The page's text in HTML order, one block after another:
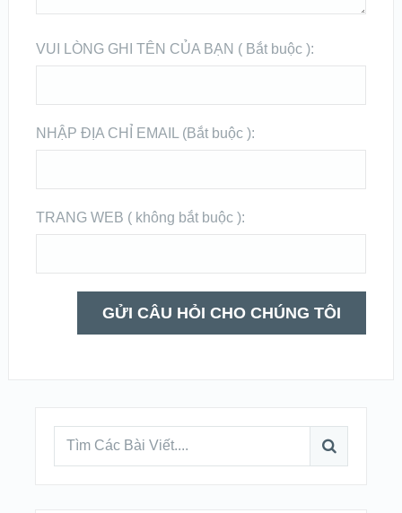
VUI LÒNG GHI TÊN CỦA BẠN ( Bắt buộc ):
NHẬP ĐỊA CHỈ EMAIL (Bắt buộc ):
TRANG WEB ( không bắt buộc ):